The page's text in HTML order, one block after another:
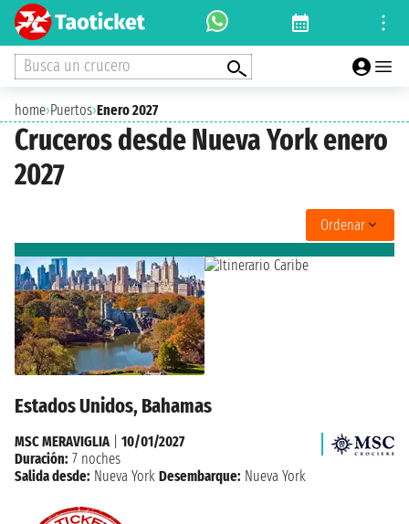
Busca un crucero
home›Puertos›Enero 2027
Cruceros desde Nueva York enero
2027
Ordenar
Estados Unidos, Bahamas
MSC MERAVIGLIA
10/01/2027
Duración: 7 noches
Salida desde: Nueva York Desembarque: Nueva York